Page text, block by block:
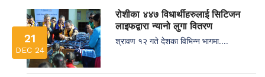
21
DEC 24
रोशीका ४४७ विधार्थीहरुलाई सिटिजन
लाइफद्वारा न्यानो लुगा वितरण
श्रावण १२ गते देशका विभिन्न भागमा....